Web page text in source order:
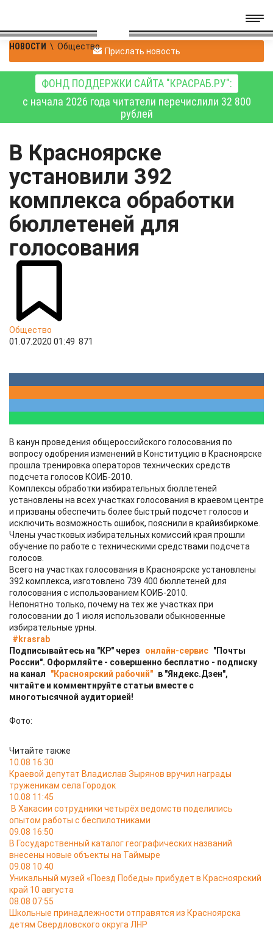
НОВОСТИ \ Общество Прислать новость
ФОНД ПОДДЕРЖКИ САЙТА "КРАСРАБ.РУ":
с начала 2026 года читатели перечислили 32 800
рублей
В Красноярске
установили 392
комплекса обработки
бюллетеней для
голосования
Общество
01.07.2020 01:49 871
В канун проведения общероссийского голосования по
вопросу одобрения изменений в Конституцию в Красноярске
прошла тренировка операторов технических средств
подсчета голосов КОИБ-2010.
Комплексы обработки избирательных бюллетеней
установлены на всех участках голосования в краевом центре
и призваны обеспечить более быстрый подсчет голосов и
исключить возможность ошибок, пояснили в крайизбиркоме.
Члены участковых избирательных комиссий края прошли
обучение по работе с техническими средствами подсчета
голосов.
Всего на участках голосования в Красноярске установлены
392 комплекса, изготовлено 739 400 бюллетеней для
голосования с использованием КОИБ-2010.
Непонятно только, почему на тех же участках при
голосовании до 1 июля использовали обыкновенные
избирательные урны.
#krasrab
Подписывайтесь на "КР" через
онлайн-сервис "Почты
России". Оформляйте - совершенно бесплатно - подписку
на канал
"Красноярский рабочий" в "Яндекс.Дзен",
читайте и комментируйте статьи вместе с
многотысячной аудиторией!
Фото:
Читайте также
10.08 16:30
Краевой депутат Владислав Зырянов вручил награды
труженикам села Городок
10.08 11:45
В Хакасии сотрудники четырёх ведомств поделились
опытом работы с беспилотниками
09.08 16:50
В Государственный каталог географических названий
внесены новые объекты на Таймыре
09.08 10:40
Уникальный музей «Поезд Победы» прибудет в Красноярский
край 10 августа
08.08 07:55
Школьные принадлежности отправятся из Красноярска
детям Свердловского округа ЛНР